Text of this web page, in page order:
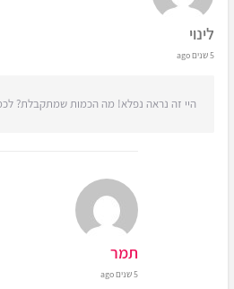
לינוי
5 שנים ago
היי זה נראה נפלא! מה הכמות שמתקבלת?
תמר
5 שנים ago